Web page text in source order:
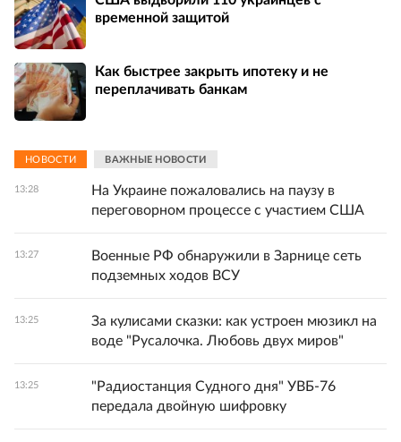
временной защитой
Как быстрее закрыть ипотеку и не
переплачивать банкам
НОВОСТИ ВАЖНЫЕ НОВОСТИ
13:28
На Украине пожаловались на паузу в
переговорном процессе с участием США
13:27
Военные РФ обнаружили в Зарнице сеть
подземных ходов ВСУ
13:25
За кулисами сказки: как устроен мюзикл на
воде "Русалочка. Любовь двух миров"
13:25
"Радиостанция Судного дня" УВБ-76
передала двойную шифровку